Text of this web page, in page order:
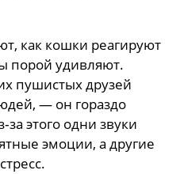
как кошки реагируют
порой удивляют.
пушистых друзей
— он гораздо
этого одни звуки
эмоции, а другие